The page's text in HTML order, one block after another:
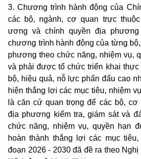
3. Chương trình hành động của
các bộ, ngành, cơ quan trực
ương và chính quyền địa
chương trình hành động của từng
phương theo chức năng, nhiệm vụ,
và phải được tổ chức triển khai thực
bộ, hiệu quả, nỗ lực phấn đấu cao
hiện thắng lợi các mục tiêu, nhiệm
là căn cứ quan trọng để các bộ,
địa phương kiểm tra, giám sát và
chức năng, nhiệm vụ, quyền hạn
hoàn thành thắng lợi các mục
đoạn 2026 - 2030 đã đề ra theo